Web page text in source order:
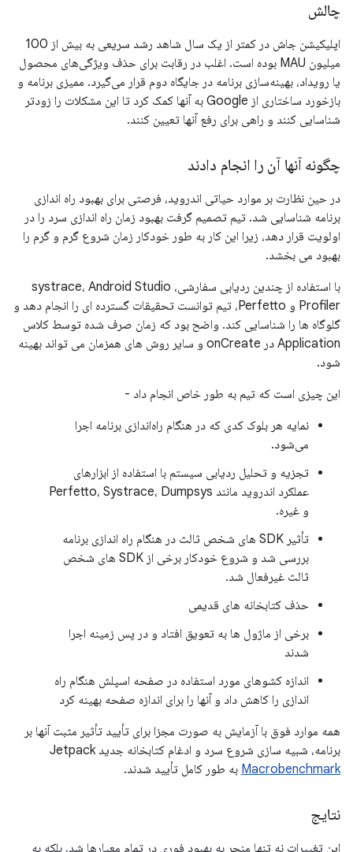
چالش
اپلیکیشن جاش در کمتر از یک سال شاهد رشد سریعی به بیش از 100
میلیون MAU بوده است. اغلب در رقابت برای حذف ویژگی‌های محصول
یا رویداد، بهینه‌سازی برنامه در جایگاه دوم قرار می‌گیرد. ممیزی برنامه و
بازخورد ساختاری از Google به آنها کمک کرد تا این مشکلات را زودتر
شناسایی کنند و راهی برای رفع آنها تعیین کنند.
چگونه آنها آن را انجام دادند
در حین نظارت بر موارد حیاتی اندروید، فرصتی برای بهبود راه اندازی
برنامه شناسایی شد. تیم تصمیم گرفت بهبود زمان راه اندازی سرد را در
اولویت قرار دهد، زیرا این کار به طور خودکار زمان شروع گرم و گرم را
بهبود می بخشد.
با استفاده از چندین ردیابی سفارشی، systrace، Android Studio
Profiler و Perfetto، تیم توانست تحقیقات گسترده ای را انجام دهد و
گلوگاه ها را شناسایی کند. واضح بود که زمان صرف شده توسط کلاس
Application در onCreate و سایر روش های همزمان می تواند بهینه
شود.
این چیزی است که تیم به طور خاص انجام داد -
نمایه هر بلوک کدی که در هنگام راه‌اندازی برنامه اجرا
می‌شود.
تجزیه و تحلیل ردیابی سیستم با استفاده از ابزارهای
عملکرد اندروید مانند Perfetto، Systrace، Dumpsys
و غیره.
تأثیر SDK های شخص ثالث در هنگام راه اندازی برنامه
بررسی شد و شروع خودکار برخی از SDK های شخص
ثالث غیرفعال شد.
حذف کتابخانه های قدیمی
برخی از ماژول ها به تعویق افتاد و در پس زمینه اجرا
شدند
اندازه کشوهای مورد استفاده در صفحه اسپلش هنگام راه
اندازی را کاهش داد و آنها را برای اندازه صفحه بهینه کرد
همه موارد فوق با آزمایش به صورت مجزا برای تأیید تأثیر مثبت آنها بر
برنامه، شبیه سازی شروع سرد و ادغام کتابخانه جدید Jetpack
Macrobenchmark به طور کامل تأیید شدند.
نتایج
این تغییرات نه تنها منجر به بهبود فوری در تمام معیارها شد، بلکه به